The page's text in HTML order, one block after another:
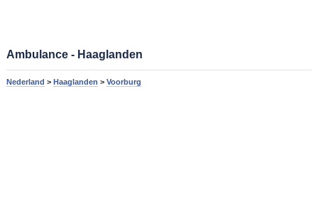
Ambulance - Haaglanden
Nederland > Haaglanden > Voorburg